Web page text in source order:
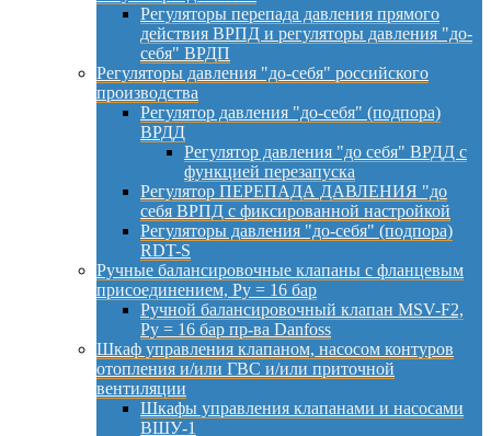
Регуляторы перепада давления прямого
действия ВРПД и регуляторы давления "до-
себя" ВРДП
Регуляторы давления "до-себя" российского
производства
Регулятор давления "до-себя" (подпора)
ВРДД
Регулятор давления "до себя" ВРДД с
функцией перезапуска
Регулятор ПЕРЕПАДА ДАВЛЕНИЯ "до
себя ВРПД с фиксированной настройкой
Регуляторы давления "до-себя" (подпора)
RDT-S
Ручные балансировочные клапаны с фланцевым
присоединением, Py = 16 бар
Ручной балансировочный клапан MSV-F2,
Py = 16 бар пр-ва Danfoss
Шкаф управления клапаном, насосом контуров
отопления и/или ГВС и/или приточной
вентиляции
Шкафы управления клапанами и насосами
ВШУ-1